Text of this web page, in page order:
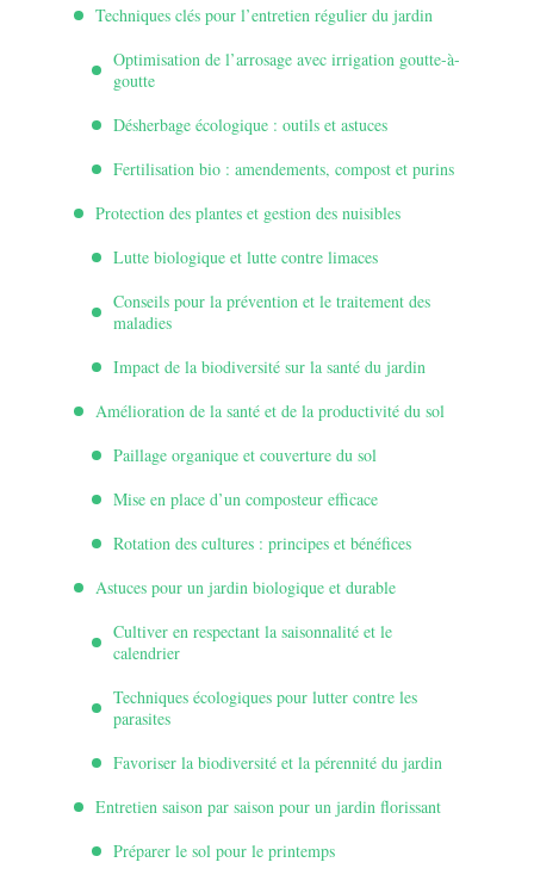
Techniques clés pour l’entretien régulier du jardin
Optimisation de l’arrosage avec irrigation goutte-à-
goutte
Désherbage écologique : outils et astuces
Fertilisation bio : amendements, compost et purins
Protection des plantes et gestion des nuisibles
Lutte biologique et lutte contre limaces
Conseils pour la prévention et le traitement des
maladies
Impact de la biodiversité sur la santé du jardin
Amélioration de la santé et de la productivité du sol
Paillage organique et couverture du sol
Mise en place d’un composteur efficace
Rotation des cultures : principes et bénéfices
Astuces pour un jardin biologique et durable
Cultiver en respectant la saisonnalité et le
calendrier
Techniques écologiques pour lutter contre les
parasites
Favoriser la biodiversité et la pérennité du jardin
Entretien saison par saison pour un jardin florissant
Préparer le sol pour le printemps